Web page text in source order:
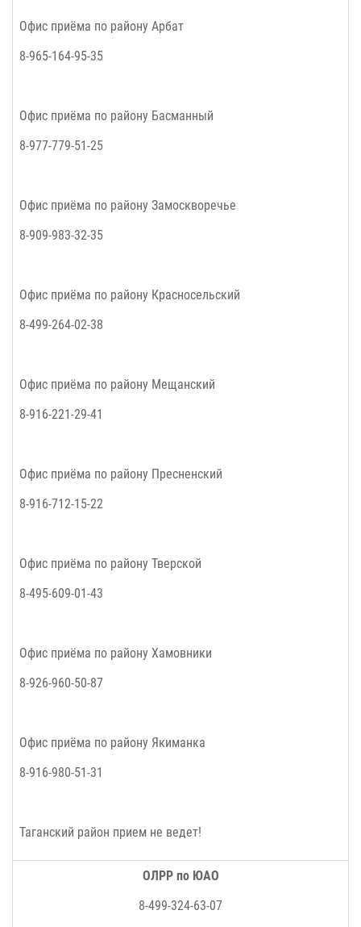
Офис приёма по району Арбат
8-965-164-95-35
Офис приёма по району Басманный
8-977-779-51-25
Офис приёма по району Замоскворечье
8-909-983-32-35
Офис приёма по району Красносельский
8-499-264-02-38
Офис приёма по району Мещанский
8-916-221-29-41
Офис приёма по району Пресненский
8-916-712-15-22
Офис приёма по району Тверской
8-495-609-01-43
Офис приёма по району Хамовники
8-926-960-50-87
Офис приёма по району Якиманка
8-916-980-51-31
Таганский район прием не ведет!
ОЛРР по ЮАО
8-499-324-63-07